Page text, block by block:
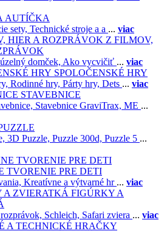
AUTÍČKA
sety, Technické stroje a a ... viac
Z FILMOV,
domček, Ako vycvičiť ... viac
SPOLOČENSKÉ HRY
Rodinné hry, Párty hry, Dets ... viac
STAVEBNICE
Stavebnice GraviTrax, ME ...
3D Puzzle, Puzzle 300d, Puzzle 5 ...
TVORENIE PRE DETI
Kreatívne a výtvarné hr ... viac
FIGÚRKY A
Schleich, Safari zviera ... viac